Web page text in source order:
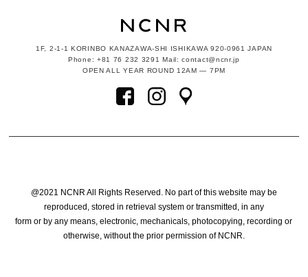
1F, 2-1-1KORINBO KANAZAWA-SHI ISHIKAWA 920-0961 JAPAN
Phone: +81 76 232 3291 Mail: contact@ncnr.jp
OPEN ALL YEAR ROUND 12AM — 7PM
@2021 NCNR All Rights Reserved. No part of this website may be
reproduced, stored in retrieval system or transmitted, in any
form or by any means, electronic, mechanicals, photocopying, recording or
otherwise, without the prior permission of NCNR.